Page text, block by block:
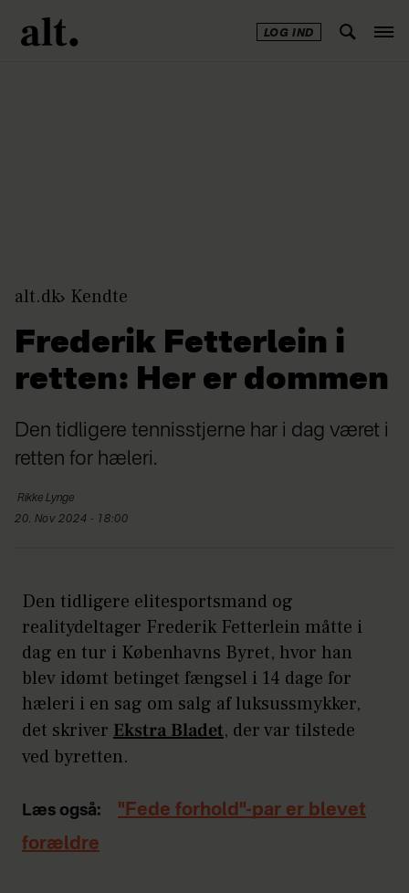
LOG IND
alt.dk Kendte
Frederik Fetterlein i
retten: Her er dommen
Den tidligere tennisstjerne har i dag været i
retten for hæleri.
Rikke Lynge
20. Nov 2024 - 18:00
Den tidligere elitesportsmand og
realitydeltager Frederik Fetterlein måtte i
dag en tur i Københavns Byret, hvor han
blev idømt betinget fængsel i 14 dage for
hæleri i en sag om salg af luksussmykker,
det skriver Ekstra Bladet, der var tilstede
ved byretten.
Læs også:
"Fede forhold"-par er blevet
forældre